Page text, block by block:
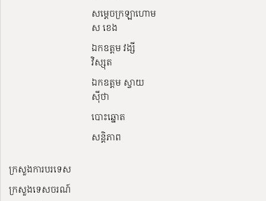
សម្ដេចក្រឡាហោម
ស ខេង
ឯកឧត្តម វង្សី
វិស្សុត
ឯកឧត្តម ស្វាយ
ស៊ីថា
បោះឆ្នោត
សន្តិភាព
ក្រសួងការបរទេស
ក្រសួងទេសចរណ៍